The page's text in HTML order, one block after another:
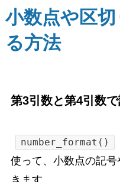
小数点や区
る方法
第3引数と第4引数
number_format()
使って、小数点の記
きます。